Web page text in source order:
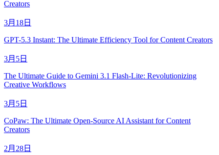
Creators
3月18日
GPT-5.3 Instant: The Ultimate Efficiency Tool for Content Creators
3月5日
The Ultimate Guide to Gemini 3.1 Flash-Lite: Revolutionizing
Creative Workflows
3月5日
CoPaw: The Ultimate Open-Source AI Assistant for Content
Creators
2月28日